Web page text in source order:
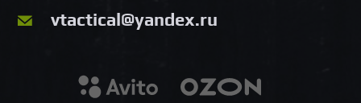
vtactical@yandex.ru